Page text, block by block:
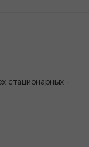
стационарных -